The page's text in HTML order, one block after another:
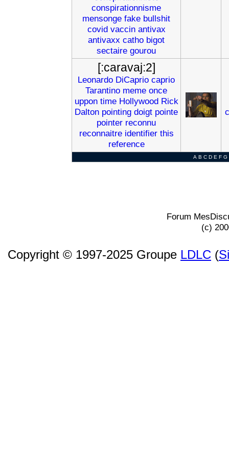
conspirationnisme
mensonge fake bullshit
covid vaccin antivax
antivaxx catho bigot
sectaire gourou
[:caravaj:2]
Leonardo DiCaprio caprio
Tarantino meme once
uppon time Hollywood Rick
Dalton pointing doigt pointe
pointer reconnu
reconnaitre identifier this
reference
A B C D E F G
Forum
(c)
Copyright © 1997-2025 Groupe LDLC (